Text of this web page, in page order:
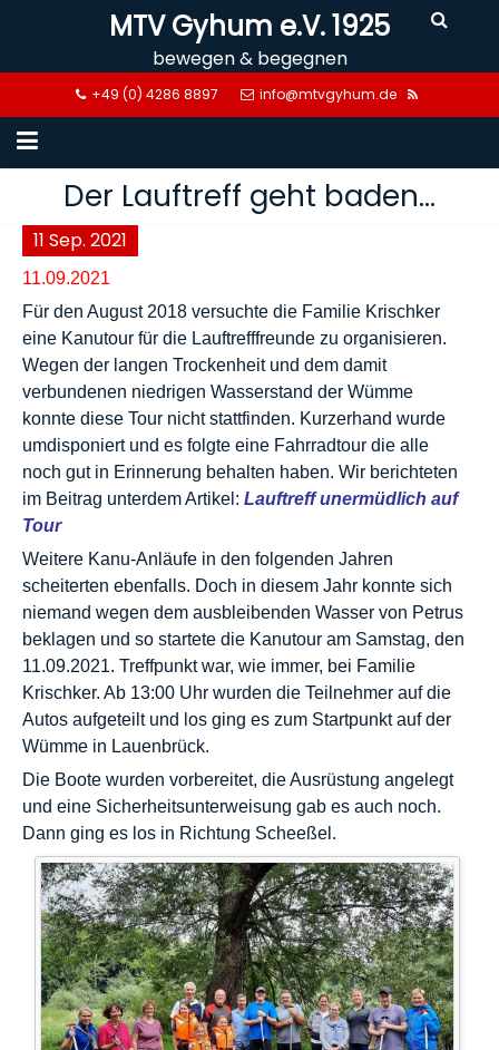
MTV Gyhum e.V. 1925
bewegen & begegnen
+49 (0) 4286 8897 info@mtvgyhum.de
Der Lauftreff geht baden…
11Sep.2021
11.09.2021
Für den August 2018 versuchte die Familie Krischker
eine Kanutour für die Lauftrefffreunde zu organisieren.
Wegen der langen Trockenheit und dem damit
verbundenen niedrigen Wasserstand der Wümme
konnte diese Tour nicht stattfinden. Kurzerhand wurde
umdisponiert und es folgte eine Fahrradtour die alle
noch gut in Erinnerung behalten haben. Wir berichteten
im Beitrag unterdem Artikel: Lauftreff unermüdlich auf
Tour
Weitere Kanu-Anläufe in den folgenden Jahren
scheiterten ebenfalls. Doch in diesem Jahr konnte sich
niemand wegen dem ausbleibenden Wasser von Petrus
beklagen und so startete die Kanutour am Samstag, den
11.09.2021.Treffpunkt war, wie immer, bei Familie
Krischker. Ab 13:00 Uhr wurden die Teilnehmer auf die
Autos aufgeteilt und los ging es zum Startpunkt auf der
Wümme in Lauenbrück.
Die Boote wurden vorbereitet, die Ausrüstung angelegt
und eine Sicherheitsunterweisung gab es auch noch.
Dann ging es los in Richtung Scheeßel.